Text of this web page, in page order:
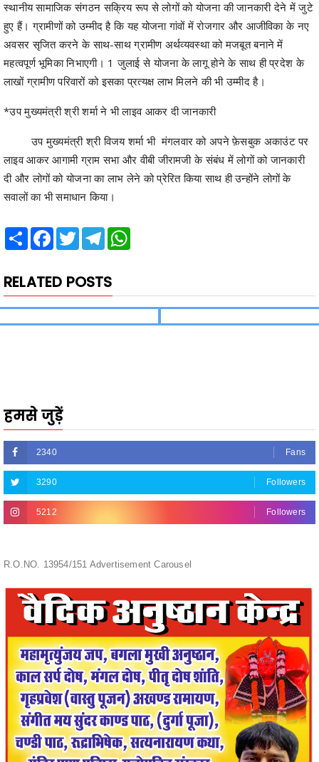
अवसर सृजित करने के साथ-साथ ग्रामीण अर्थव्यवस्था को मजबूत बनाने में
महत्वपूर्ण भूमिका निभाएगी। 1 जुलाई से योजना के लागू होने के साथ ही प्रदेश के
लाखों ग्रामीण परिवारों को इसका प्रत्यक्ष लाभ मिलने की भी उम्मीद है।
*उप मुख्यमंत्री श्री शर्मा ने भी लाइव आकर दी जानकारी
लाइव आकर आगामी ग्राम सभा और वीबी जीरामजी के संबंध में लोगों को जानकारी
दी और लोगों को योजना का लाभ लेने को प्रेरित किया साथ ही उन्होंने लोगों के
सवालों का भी समाधान किया।
Share Facebook
TwitterTelegram
RELATED POSTS
2340
3290 Followers
5212 Followers
R.O.NO. 13954/151 Advertisement Carousel